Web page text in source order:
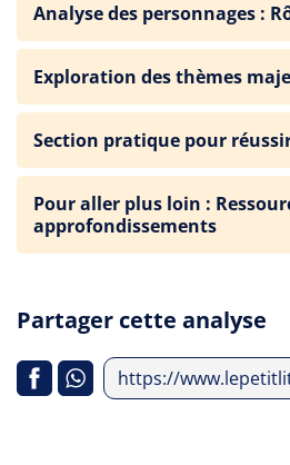
Analyse des personnages :
Exploration des thèmes
Section pratique pour
Pour aller plus loin :
approfondissements
Partager cette analyse
https://